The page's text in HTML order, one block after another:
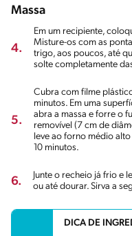
Massa
4.
Em um recipiente,
Misture-os com as
trigo, aos poucos, até
solte completamente
5.
Cubra com filme
minutos. Em uma
abra a massa e forre o
removível (7 cm de
leve ao forno médio
10 minutos.
6.
Junte o recheio já frio e
ou até dourar. Sirva a
DICA DE